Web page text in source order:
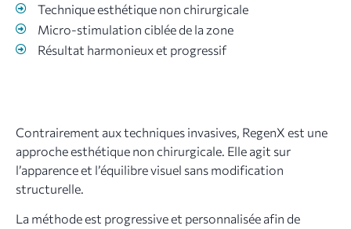
Technique esthétique non chirurgicale
Micro-stimulation ciblée de la zone
Résultat harmonieux et progressif
Contrairement aux techniques invasives, RegenX est une
approche esthétique non chirurgicale. Elle agit sur
l’apparence et l’équilibre visuel sans modification
structurelle.
La méthode est progressive et personnalisée afin de